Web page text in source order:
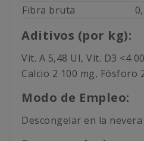
Fibra bruta
Aditivos (por kg):
Vit. A 5,48 UI, Vit. D3 <4
Calcio 2 100 mg, Fósforo
Modo de Empleo:
Descongelar en la